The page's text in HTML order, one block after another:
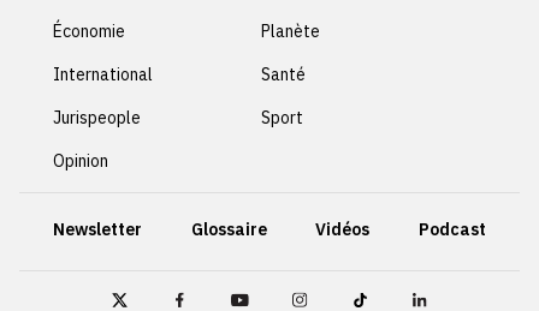
Économie
International
Jurispeople
Opinion
Planète
Santé
Sport
Newsletter Glossaire Vidéos Podcast